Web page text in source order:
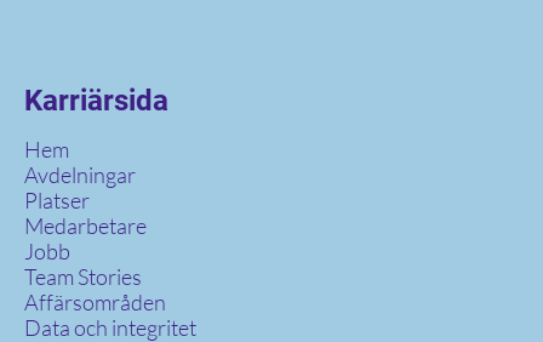
Karriärsida
Hem
Avdelningar
Platser
Medarbetare
Jobb
Team Stories
Affärsområden
Data och integritet